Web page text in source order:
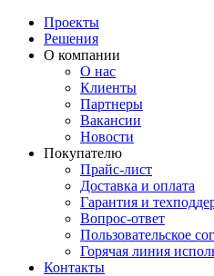
Проекты
Решения
О компании
О нас
Клиенты
Партнеры
Вакансии
Новости
Покупателю
Прайс-лист
Доставка и оплата
Гарантия и
Вопрос-ответ
Пользовательское
Горячая линия
Контакты